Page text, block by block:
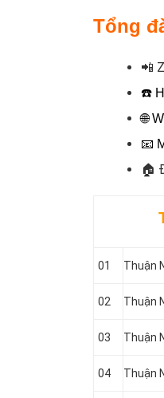
Tổng
📲
☎️
🌐
📧
🏠
01 Thuận
02 Thuận
03 Thuận
04 Thuận